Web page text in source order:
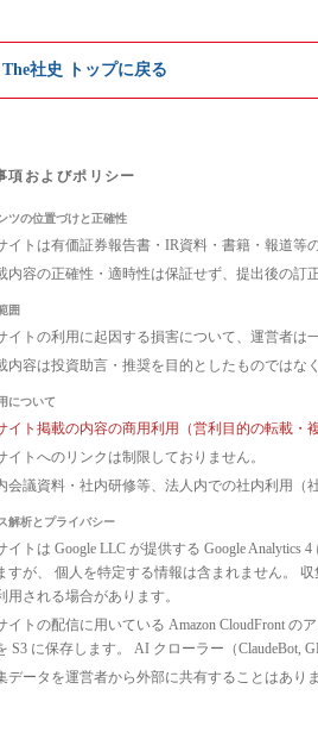
社史 トップに戻る
項およびポリシー
ツの位置づけと正確性
イトは有価証券報告書・IR資料・書籍・報道等
内容の正確性・適時性は保証せず、提出後の訂
囲
イトの利用に起因する損害について、運営者は
内容は投資助言・推奨を目的としたものではな
について
イト掲載の内容の商用利用（営利目的の転載・
イトへのリンクは制限しておりません。
会議資料・社内研修等、法人内での社内利用（
解析とプライバシー
イトは Google LLC が提供する Google
すが、 個人を特定する情報は含まれません。
用される場合があります。
イトの配信に用いている Amazon CloudFront の
S3 に保存します。 AI クローラー（ClaudeBot,
データを運営者から外部に共有することはありま